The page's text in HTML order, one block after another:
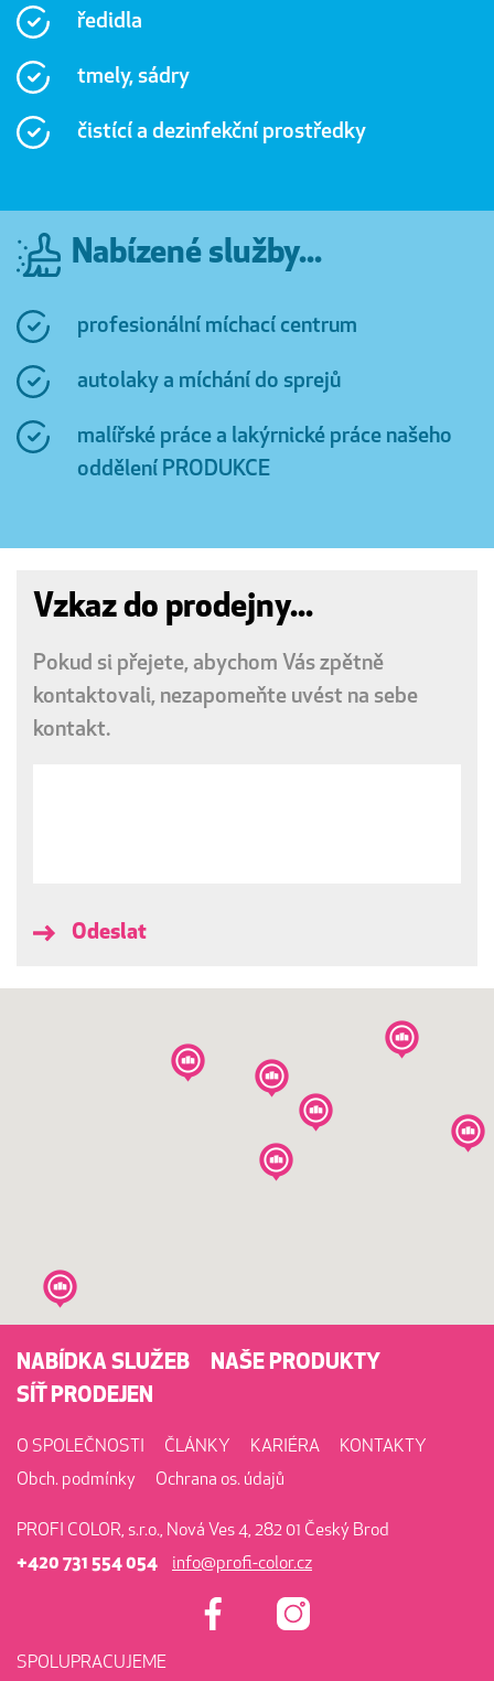
ředidla
tmely, sádry
čistící a dezinfekční prostředky
Nabízené služby...
profesionální míchací centrum
autolaky a míchání do sprejů
malířské práce a lakýrnické práce našeho
oddělení PRODUKCE
Vzkaz do prodejny...
Pokud si přejete, abychom Vás zpětně
kontaktovali, nezapomeňte uvést na sebe
kontakt.
Odeslat
NABÍDKA SLUŽEB
NAŠE PRODUKTY
SÍŤ PRODEJEN
O SPOLEČNOSTI ČLÁNKY KARIÉRA
KONTAKTY
Obch. podmínky
Ochrana os. údajů
PROFI COLOR, s.r.o., Nová Ves 4, 282 01 Český Brod
+420 731 554 054
info@profi-color.cz
SPOLUPRACUJEME